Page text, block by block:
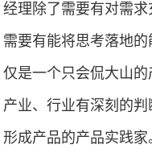
经理除了需要有对需
需要有能将思考落地
仅是一个只会侃大山
产业、行业有深刻的
形成产品的产品实践家